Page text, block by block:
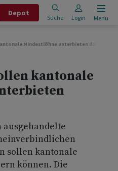
Depot
Suche Login Menu
Mindestlöhne unterbieten dürfen
kantonale
ausgehandelte
sollen kantonale
können. Die